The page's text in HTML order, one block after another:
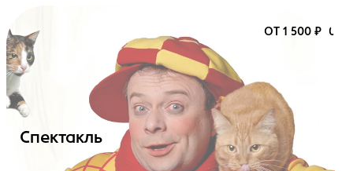
ОТ 1 500 ₽ 0+
Спектакль